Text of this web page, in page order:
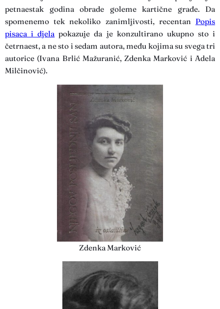
petnaestak godina obrade goleme kartične građe. Da
spomenemo tek nekoliko zanimljivosti, recentan Popis
pisaca i djela pokazuje da je konzultirano ukupno sto i
četrnaest, a ne sto i sedam autora, među kojima su svega tri
autorice (Ivana Brlić Mažuranić, Zdenka Marković i Adela
Milčinović).
Zdenka Marković